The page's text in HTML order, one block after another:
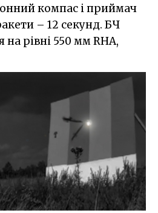
компас і приймач
– 12 секунд. БЧ
рівні 550 мм RHA,